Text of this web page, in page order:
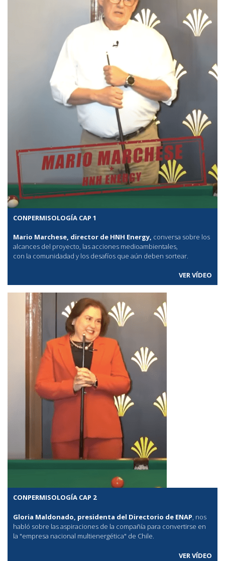
CONPERMISOLOGÍA CAP 1
Mario Marchese, director de HNH Energy, conversa sobre los
alcances del proyecto, las acciones medioambientales,
con la comunidadad y los desafíos que aún deben sortear.
VER VÍDEO
CONPERMISOLOGÍA CAP 2
Gloria Maldonado, presidenta del Directorio de ENAP , nos
habló sobre las aspiraciones de la compañía para convertirse en
la "empresa nacional multienergética" de Chile.
VER VÍDEO